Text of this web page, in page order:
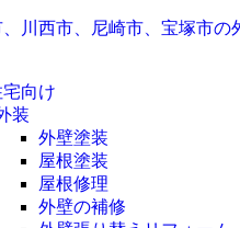
向け
装
外壁塗装
屋根塗装
屋根修理
外壁の補修